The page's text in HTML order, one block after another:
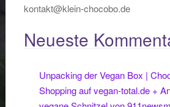
kontakt@klein-chocobo.de
Neueste
Unpacking der Vegan Box |
Shopping auf vegan-total.de +